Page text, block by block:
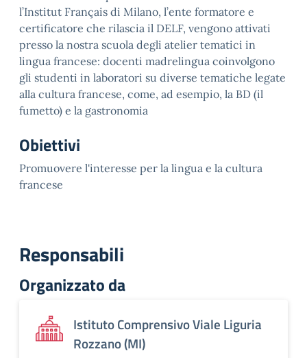
l’Institut Français di Milano, l’ente formatore e
certificatore che rilascia il DELF, vengono attivati
presso la nostra scuola degli atelier tematici in
lingua francese: docenti madrelingua coinvolgono
gli studenti in laboratori su diverse tematiche legate
alla cultura francese, come, ad esempio, la BD (il
fumetto) e la gastronomia
Obiettivi
Promuovere l'interesse per la lingua e la cultura
francese
Responsabili
Organizzato da
Istituto Comprensivo Viale Liguria
Rozzano (MI)